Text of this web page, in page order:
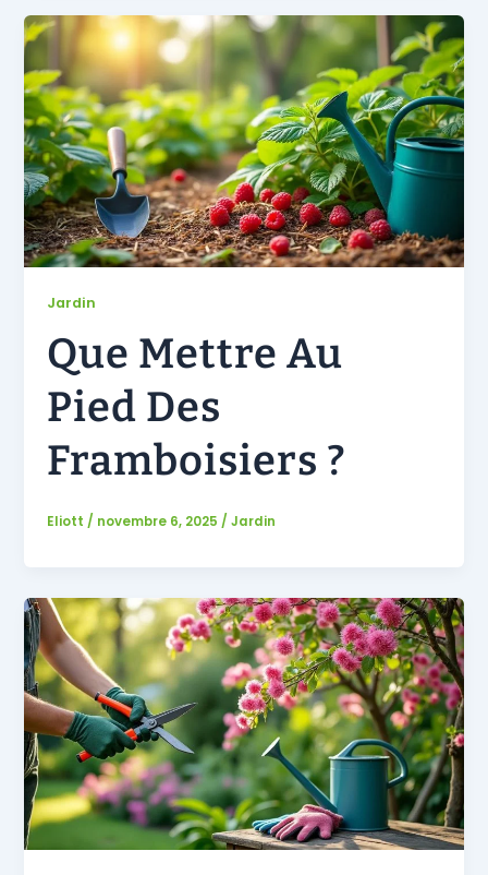
Jardin
Que Mettre Au
Pied Des
Framboisiers ?
Eliott / novembre 6, 2025 / Jardin